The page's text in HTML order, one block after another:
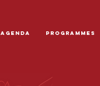
AGENDA PROGRAMMES